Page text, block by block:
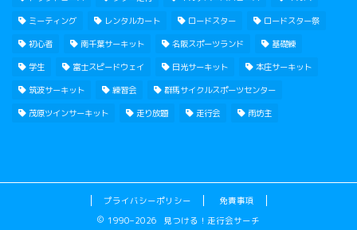
ミーティング レンタルカート ロードスター ロードスター祭
初心者 南千葉サーキット 名阪スポーツランド 基礎練
学生 富士スピードウェイ 日光サーキット 本庄サーキット
筑波サーキット 練習会 群馬サイクルスポーツセンター
茂原ツインサーキット 走り放題 走行会 雨坊主
プライバシーポリシー
免責事項
1990–2026 見つける！走行会サーチ